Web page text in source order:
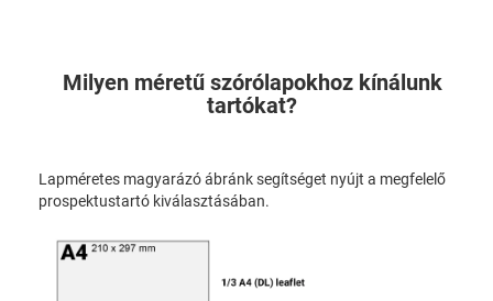
Milyen méretű szórólapokhoz kínálunk
tartókat?
Lapméretes magyarázó ábránk segítséget nyújt a megfelelő
prospektustartó kiválasztásában.